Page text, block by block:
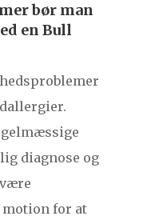
bør man
en Bull
diagnose og
for at